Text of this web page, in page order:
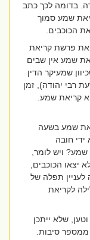
בדומה לכך כתב
שמע סמוך
הכוכבים.
פרשת קריאת
שמע אין שבים
שמעיקר הדין
יהודה), זמן
קריאת שמע.
שמע בשעה
חובה
ויש לומר,
הכוכבים,
תפלה של
לקריאת
שלא ייתכן
סיבות.